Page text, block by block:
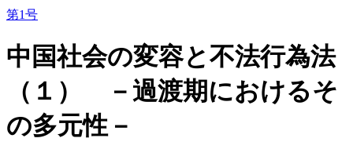
第1号
中国社会の変容と不法行為法
（１） －過渡期におけるそ
の多元性－